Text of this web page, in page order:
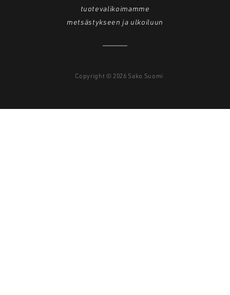
tuotevalikoimamme
metsästykseen ja ulkoiluun
Copyright © 2026 Sako Suomi